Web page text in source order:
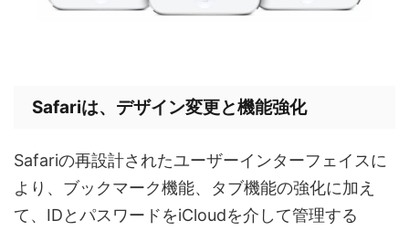
Safariは、デザイン変更と機能強化
Safariの再設計されたユーザーインターフェイスに
より、ブックマーク機能、タブ機能の強化に加え
て、IDとパスワードをiCloudを介して管理する